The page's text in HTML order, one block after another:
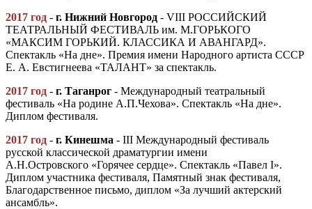
2017 год - г. Нижний Новгород - VIII РОССИЙСКИЙ
ТЕАТРАЛЬНЫЙ ФЕСТИВАЛЬ им. М.ГОРЬКОГО
«МАКСИМ ГОРЬКИЙ. КЛАССИКА И АВАНГАРД».
Спектакль «На дне». Премия имени Народного артиста СССР
Е. А. Евстигнеева «ТАЛАНТ» за спектакль.
2017 год - г. Таганрог - Международный театральный
фестиваль «На родине А.П.Чехова». Спектакль «На дне».
Диплом фестиваля.
2017 год - г. Кинешма - III Международный фестиваль
русской классической драматургии имени
А.Н.Островского «Горячее сердце». Спектакль «Павел I».
Диплом участника фестиваля, Памятный знак фестиваля,
Благодарственное письмо, диплом «За лучший актерский
ансамбль».